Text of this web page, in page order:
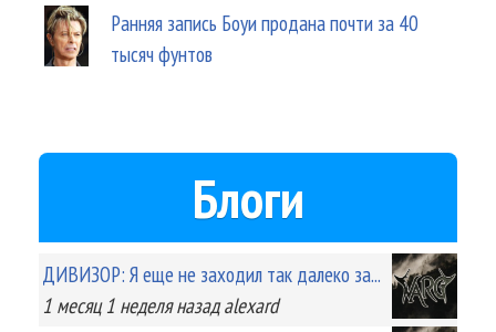
Ранняя запись Боуи продана почти за 40
тысяч фунтов
Блоги
ДИВИЗОР: Я еще не заходил так далеко за...
1 месяц 1 неделяназад alexard